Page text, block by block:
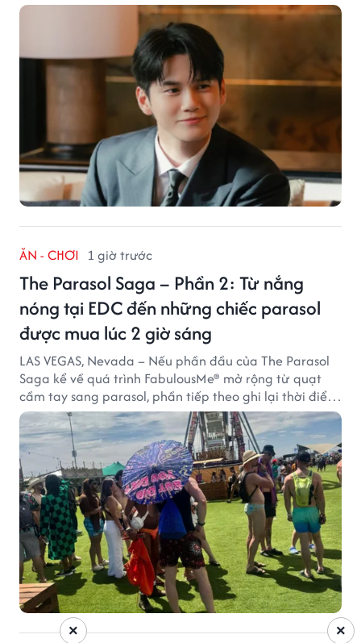
ĂN - CHƠI 1 giờ trước
The Parasol Saga – Phần 2: Từ nắng
nóng tại EDC đến những chiếc parasol
được mua lúc 2 giờ sáng
LAS VEGAS, Nevada – Nếu phần đầu của The Parasol
Saga kể về quá trình FabulousMe® mở rộng từ quạt
cầm tay sang parasol, phần tiếp theo ghi lại thời điểm
sản phẩm được thị trường đón nhận và dần vượt khỏi
công năng che nắng thông thường.
×
×